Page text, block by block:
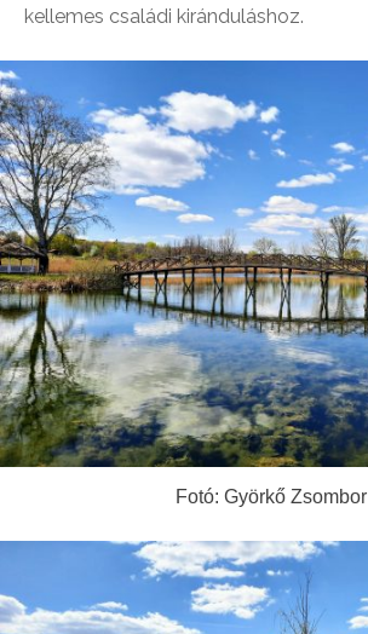
kellemes családi kiránduláshoz.
Fotó: Györkő Zsombor